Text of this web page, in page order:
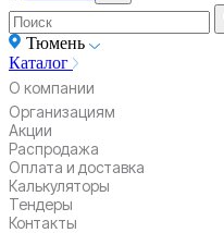
Тюмень
Каталог
О компании
Организациям
Акции
Распродажа
Оплата и доставка
Калькуляторы
Тендеры
Контакты